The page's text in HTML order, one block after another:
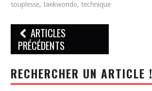
souplesse, taekwondo, technique
Navigation
des
articles
ARTICLES
PRÉCÉDENTS
RECHERCHER UN ARTICLE !